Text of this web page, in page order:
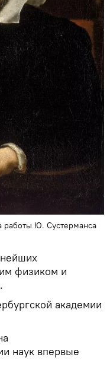
работы Ю. Сустерманса
физиком и
академии
наук впервые